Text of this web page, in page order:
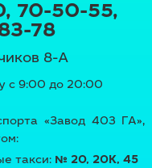
70-50-55,
78
8-А
с 9:00 до 20:00
«Завод 403 ГА»,
такси: № 20, 20К, 45